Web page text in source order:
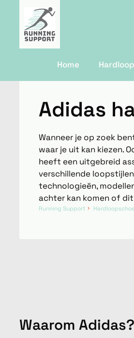
Home
Adidas
Wanneer je op zoek
waar je uit kan kiezen.
heeft een uitgebreid
verschillende
technologieën,
achter kan komen of
Running Support
Waarom Adidas?